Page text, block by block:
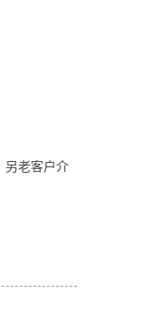
另老客户介